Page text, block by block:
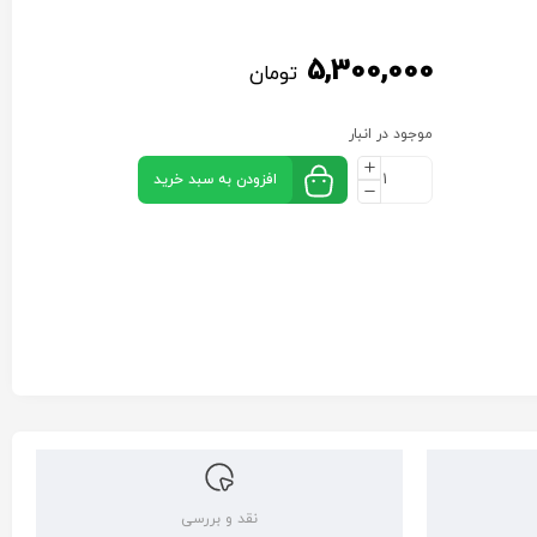
5,300,000 تومان
موجود در انبار
افزودن به سبد خرید
نقد و بررسی